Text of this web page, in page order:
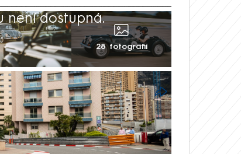
není dostupná.
28 fotografií
je v ulicích knížectví
dech nevyrazí. Když se ale